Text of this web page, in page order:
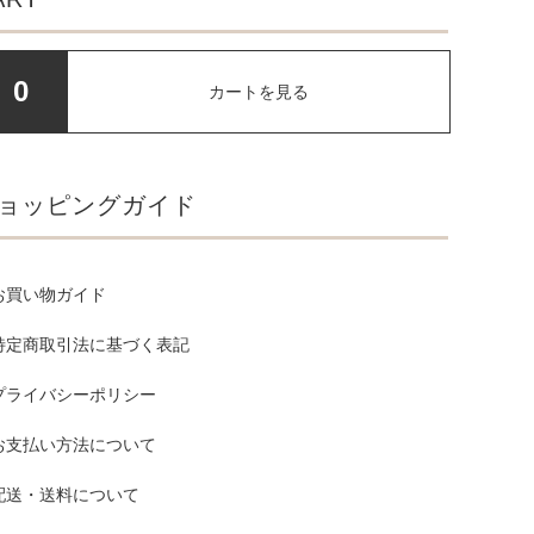
0 カートを見る
ッピングガイド
買い物ガイド
定商取引法に基づく表記
ライバシーポリシー
支払い方法について
送・送料について